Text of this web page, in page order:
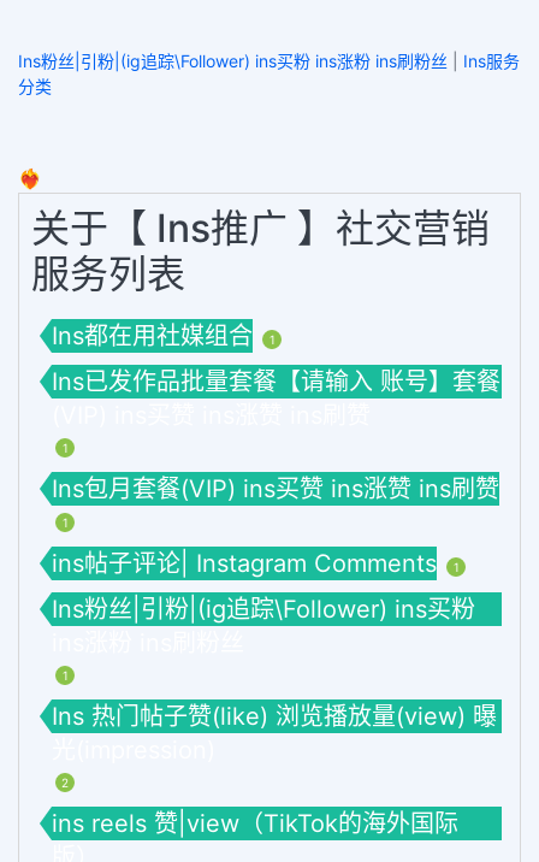
Ins粉丝|引粉|(ig追踪\Follower) ins买粉 ins涨粉 ins刷粉丝
Ins服务
分类
❤️‍🔥
关于【 Ins推广 】社交营销
服务列表
Ins都在用社媒组合 1
Ins已发作品批量套餐【请输入 账号】套餐
1
Ins包月套餐(VIP) ins买赞 ins涨赞 ins刷赞
1
ins帖子评论| Instagram Comments 1
Ins粉丝|引粉|(ig追踪\Follower) ins买粉
1
Ins 热门帖子赞(like) 浏览播放量(view) 曝
2
ins reels 赞|view（TikTok的海外国际